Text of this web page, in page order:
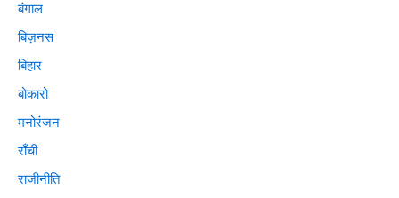
बंगाल
बिज़नस
बिहार
बोकारो
मनोरंजन
राँची
राजीनीति